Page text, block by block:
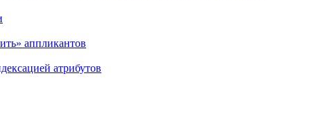
аппликантов
атрибутов